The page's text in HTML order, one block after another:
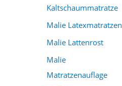
Kaltschaummatratze
Malie Latexmatratzen
Malie Lattenrost
Malie
Matratzenauflage